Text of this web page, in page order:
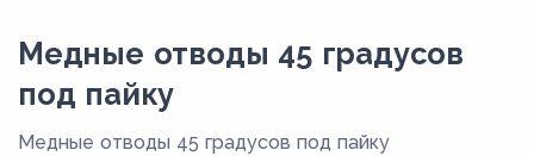
Медные отводы 45 градусов
под пайку
Медные отводы 45 градусов под пайку